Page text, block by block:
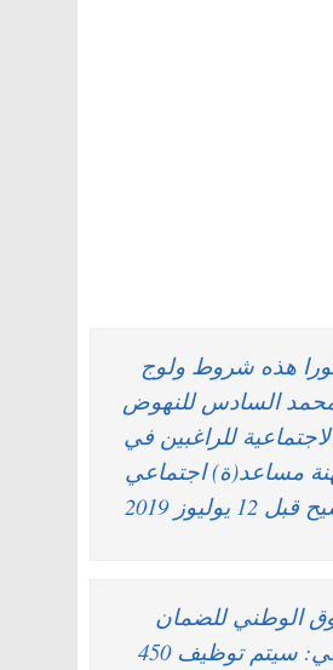
هذه شروط ولوج
السادس للنهوض
للراغبين في
مساعد(ة) اجتماعي
يوليوز 2019
الوطني للضمان
الاجتماعي: سيتم توظيف 450